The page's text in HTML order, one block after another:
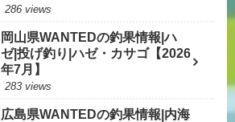
286 views
岡山県WANTEDの釣果情報|ハ
ゼ|投げ釣り|ハゼ・カサゴ【2026
年7月】
283 views
広島県WANTEDの釣果情報|内海